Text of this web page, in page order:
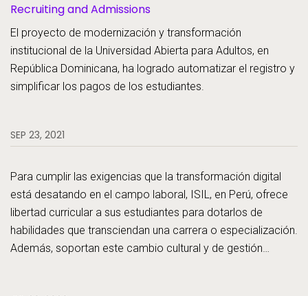
Recruiting and Admissions
El proyecto de modernización y transformación
institucional de la Universidad Abierta para Adultos, en
República Dominicana, ha logrado automatizar el registro y
simplificar los pagos de los estudiantes.
SEP 23, 2021
Para cumplir las exigencias que la transformación digital
está desatando en el campo laboral, ISIL, en Perú, ofrece
libertad curricular a sus estudiantes para dotarlos de
habilidades que transciendan una carrera o especialización.
Además, soportan este cambio cultural y de gestión